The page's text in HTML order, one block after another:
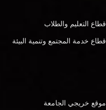
قطاع التعليم والطلاب
قطاع خدمة المجتمع وتنمية البيئة
موقع خريجي الجامعة